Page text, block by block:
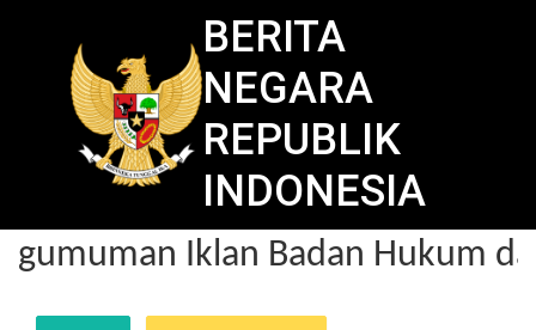
BERITA
NEGARA
REPUBLIK
INDONESIA
Iklan Badan Hukum